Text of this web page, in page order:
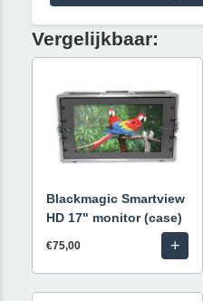
Vergelijkbaar:
Blackmagic Smartview
HD 17" monitor (case)
€75,00 +